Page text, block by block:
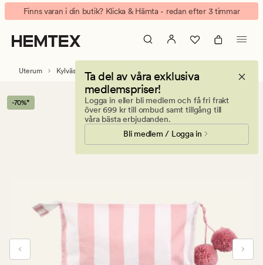
Felix
Badklädesväska
rosa
Animerad
banner.
Klicka
på
att
pausa.
Finns varan i din butik? Klicka & Hämta - redan efter 3 timmar
Ta del av våra exklusiva
medlemspriser!
Logga in eller bli medlem och få fri frakt
över 699 kr till ombud samt tillgång till
våra bästa erbjudanden.
Bli medlem / Logga in
Uterum Kylväskor & strandväskor
-70%*